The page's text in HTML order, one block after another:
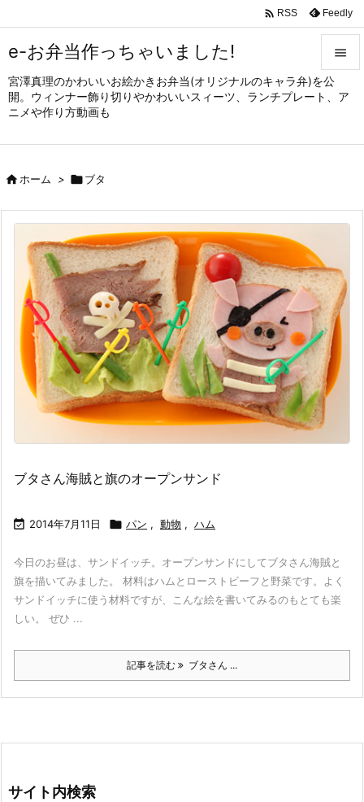
e-お弁当作っちゃいました!
宮澤真理のかわいいお絵かきお弁当(オリジナルのキャラ弁)を公
開。ウィンナー飾り切りやかわいいスィーツ、ランチプレート、ア
ニメや作り方動画も


メニュ
サイド

検索
 RSS Feedly
ホーム > ブタ
ブタさん海賊と旗のオープンサンド
 2014年7月11日  パン , 動物 , ハム
今日のお昼は、サンドイッチ。オープンサンドにしてブタさん海賊と
旗を描いてみました。 材料はハムとローストビーフと野菜です。よく
サンドイッチに使う材料ですが、こんな絵を書いてみるのもとても楽
しい。 ぜひ ...
記事を読む ブタさん ...
サイト内検索